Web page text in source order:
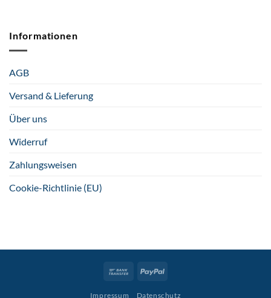
Informationen
AGB
Versand & Lieferung
Über uns
Widerruf
Zahlungsweisen
Cookie-Richtlinie (EU)
Bank
Impressum Datenschutz